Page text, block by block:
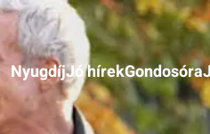
NyugdíjJó hírekGondosóra